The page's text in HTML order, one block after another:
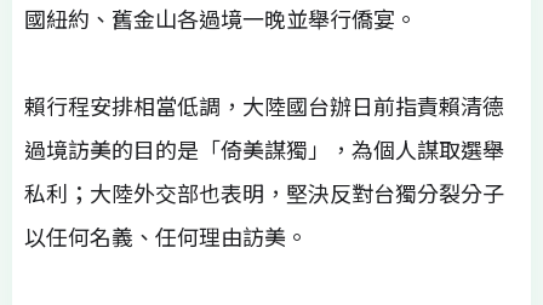
國紐約、舊金山各過境一晚並舉行僑宴。
賴行程安排相當低調，大陸國台辦日前指責賴清德
過境訪美的目的是「倚美謀獨」，為個人謀取選舉
私利；大陸外交部也表明，堅決反對台獨分裂分子
以任何名義、任何理由訪美。